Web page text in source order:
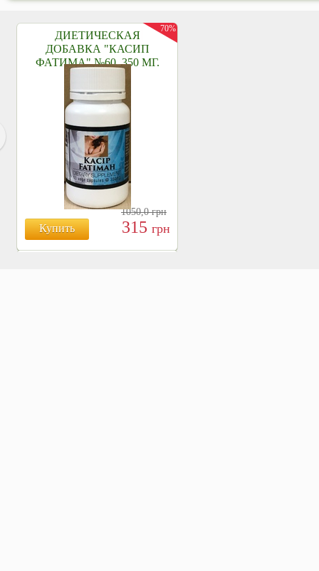
ДИЕТИЧЕСКАЯ
ДОБАВКА "КАСИП
ФАТИМА" №60, 350 МГ.
Купить
1050,0грн
315 грн
70%